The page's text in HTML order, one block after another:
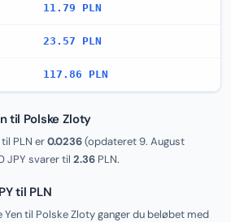
11.79 PLN
23.57 PLN
117.86 PLN
til Polske Zloty
PLN er0.0236(opdateret9. August
JPY svarer til 2.36 PLN.
til PLN
Yen til Polske Zloty ganger du beløbet med